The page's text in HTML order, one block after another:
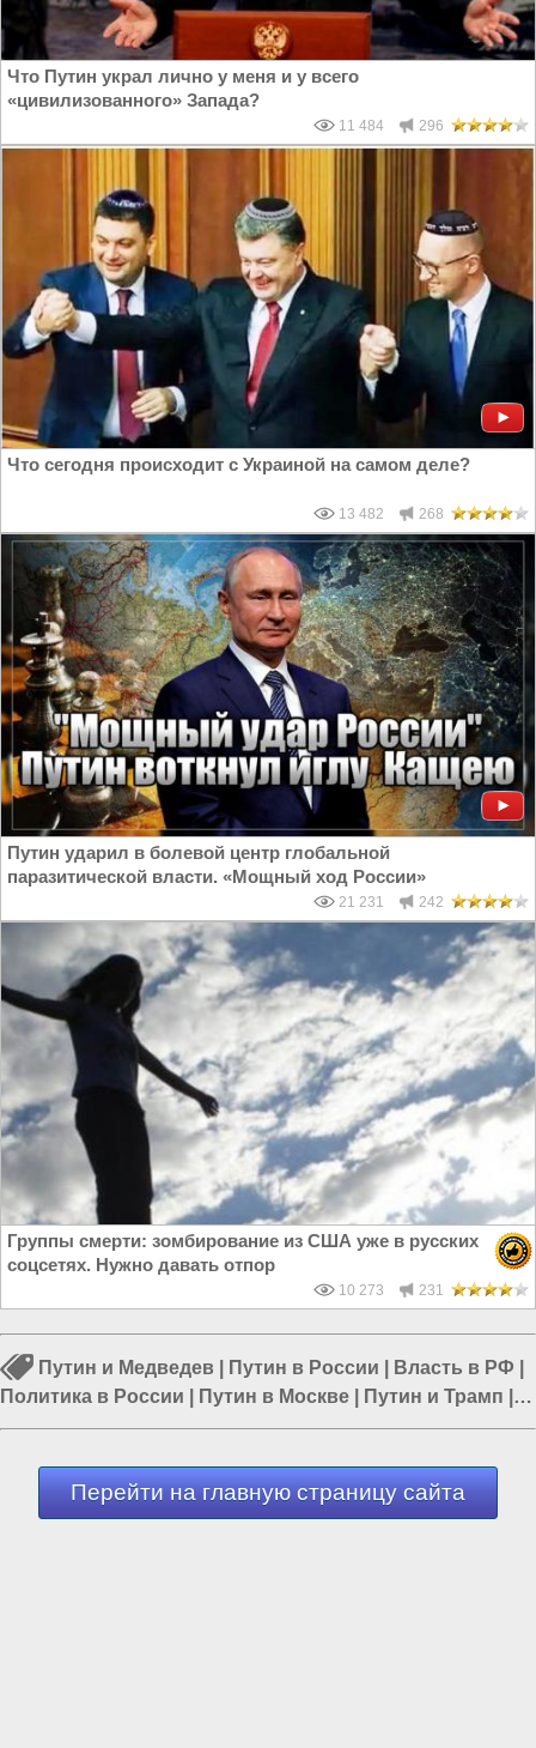
Что Путин украл лично у меня и у всего
«цивилизованного» Запада?
11 484 296
Что сегодня происходит с Украиной на самом деле?
13 482 268
Путин ударил в болевой центр глобальной
паразитической власти. «Мощный ход России»
21 231 242
Группы смерти: зомбирование из США уже в русских
соцсетях. Нужно давать отпор
10 273 231
Путин и Медведев Путин в России Власть в РФ
Политика в России
Путин в Москве Путин и Трамп
Дональд Трамп
Перейти на главную страницу сайта